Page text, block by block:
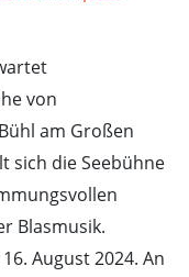
von
am Großen
sich die Seebühne
Blasmusik.
August 2024. An